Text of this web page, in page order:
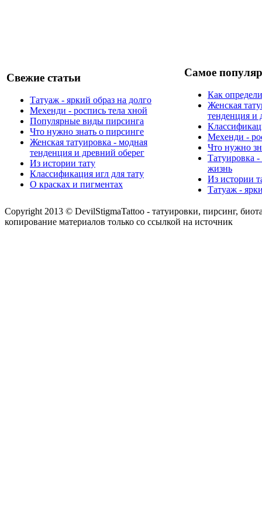
Свежие статьи
Татуаж - яркий образ на долго
Мехенди - роспись тела хной
Популярные виды пирсинга
Что нужно знать о пирсинге
Женская татуировка - модная
тенденция и древний оберег
Из истории тату
Классификация игл для тату
О красках и пигментах
Самое
Как
Женская
тенденция и
Мехенди -
Что нужно
Татуировка
жизнь
Из истории
Татуаж -
Copyright 2013 © DevilStigmaTattoo - татуировки, пирсинг,
копирование материалов только со ссылкой на источник